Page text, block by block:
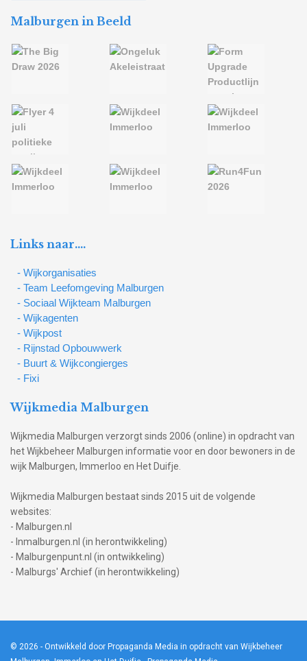
Malburgen in Beeld
Links naar….
- Wijkorganisaties
- Team Leefomgeving Malburgen
- Sociaal Wijkteam Malburgen
- Wijkagenten
- Wijkpost
- Rijnstad Opbouwwerk
- Buurt & Wijkcongierges
- Fixi
Wijkmedia Malburgen
Wijkmedia Malburgen verzorgt sinds 2006 (online) in opdracht van
het Wijkbeheer Malburgen informatie voor en door bewoners in de
wijk Malburgen, Immerloo en Het Duifje.
Wijkmedia Malburgen bestaat sinds 2015 uit de volgende
websites:
- Malburgen.nl
- Inmalburgen.nl (in herontwikkeling)
- Malburgenpunt.nl (in ontwikkeling)
- Malburgs' Archief (in herontwikkeling)
© 2026 - Ontwikkeld door Propaganda Media in opdracht van Wijkbeheer